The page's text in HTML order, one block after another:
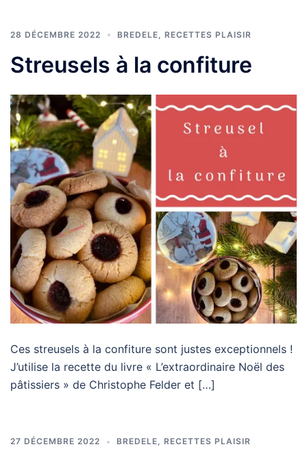
28 DÉCEMBRE 2022 BREDELE RECETTES PLAISIR
Streusels à la confiture
Ces streusels à la confiture sont justes exceptionnels !
J’utilise la recette du livre « L’extraordinaire Noël des
pâtissiers » de Christophe Felder et […]
27 DÉCEMBRE 2022 BREDELE, RECETTES PLAISIR